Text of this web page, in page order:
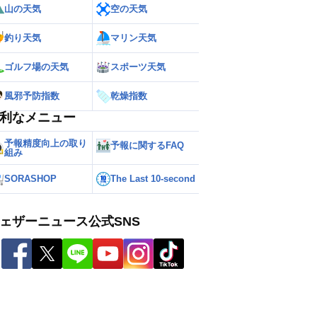
山の天気 空の天気
釣り天気 マリン天気
ゴルフ場の天気 スポーツ天気
風邪予防指数 乾燥指数
なメニュー
予報精度向上の取り
組み
予報に関するFAQ
SORASHOP The Last 10-second
ザーニュース公式SNS